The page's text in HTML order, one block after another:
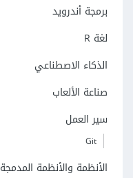
برمجة أندرويد
لغة R
الذكاء الاصطناعي
صناعة الألعاب
سير العمل
Git
الأنظمة والأنظمة المدمجة